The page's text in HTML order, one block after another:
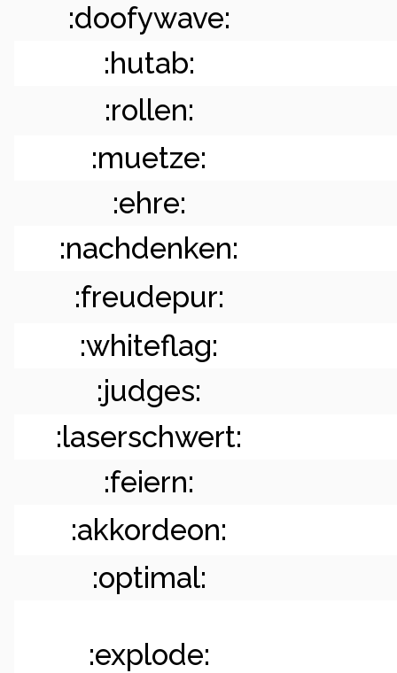
:doofywave:
:hutab:
:rollen:
:muetze:
:ehre:
:nachdenken:
:freudepur:
:whiteflag:
:judges:
:laserschwert:
:feiern:
:akkordeon:
:optimal:
:explode: